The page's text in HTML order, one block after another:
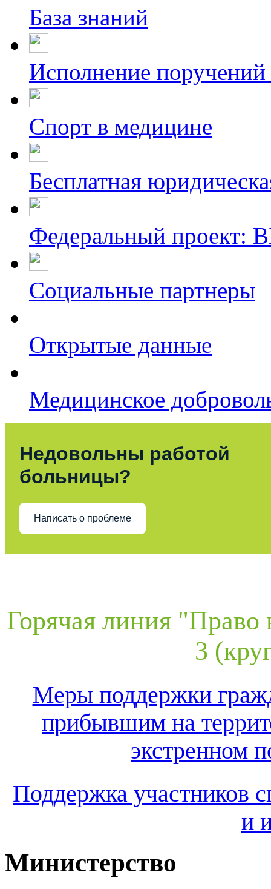
База знаний
Исполнение поручений
Спорт в медицине
Бесплатная
Федеральный проект:
Социальные партнеры
Открытые данные
Медицинское
Недовольны работой
больницы?
Написать о проблеме
Горячая линия "Право
3
Меры поддержки
прибывшим на
экстренном
Поддержка участников
и
Министерство